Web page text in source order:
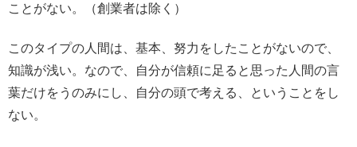
ことがない。（創業者は除く）
このタイプの人間は、基本、努力をしたことがないので、
知識が浅い。なので、自分が信頼に足ると思った人間の言
葉だけをうのみにし、自分の頭で考える、ということをし
ない。